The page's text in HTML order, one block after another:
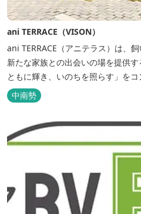
ani TERRACE（VISON）
ani TERRACE（アニテラス）は、
新たな家族との出会いの場を提供
ともに輝き、いのちを照らす」を
行うアニコムグループが運営します
と一緒にVISONへ訪れたペットを
ルをご用意しているほか、広々...
中南勢